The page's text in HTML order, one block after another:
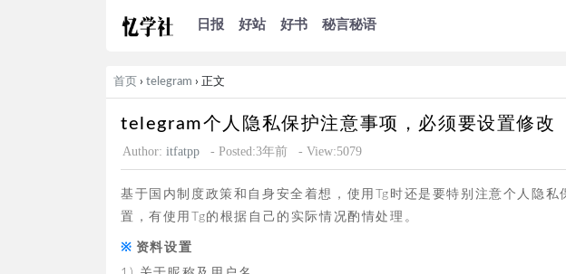
日报 好站 好书 秘言秘语
首页 › telegram › 正文
telegram个人隐私保护注意事项，必须要设置修改
Author: itfatpp - Posted:3年前 - View:5079
基于国内制度政策和自身安全着想，使用Tg时还是要特别注意个人隐
置，有使用Tg的根据自己的实际情况酌情处理。
资料设置